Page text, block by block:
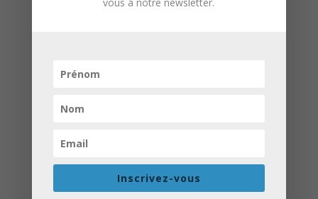
Les suppléants :
Chaynèze – Collège Rouget de Lisle
Un grand bravo à l’ensemble des
participants pour la qualité de leur travail
Inscrivez-vous